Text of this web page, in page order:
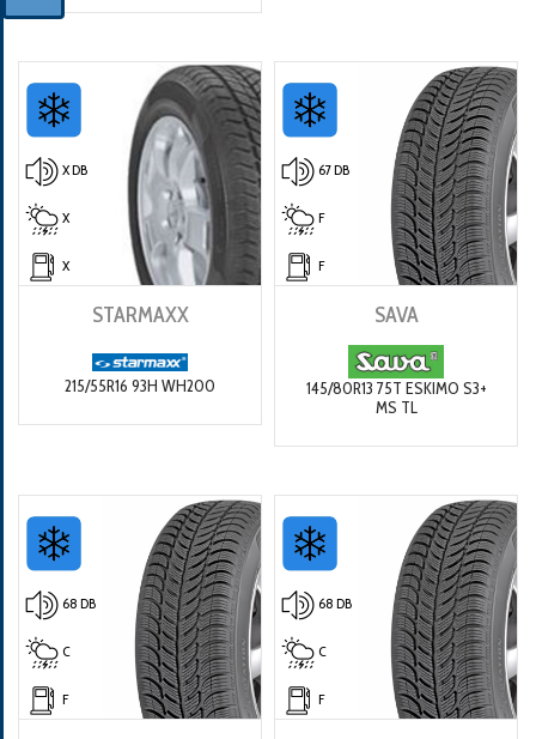
X DB
X
X
STARMAXX
215/55R16 93H WH200
67 DB
F
F
SAVA
145/80R13 75T ESKIMO S3+
MS TL
68 DB
C
F
68 DB
C
F